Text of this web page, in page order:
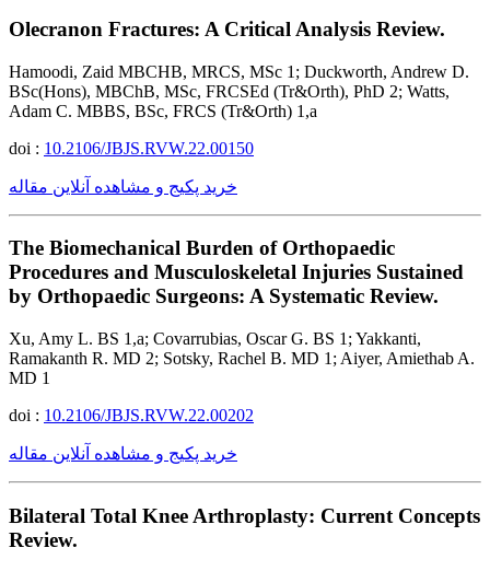
Olecranon Fractures: A Critical Analysis Review.
Hamoodi, Zaid MBCHB, MRCS, MSc 1; Duckworth, Andrew D.
BSc(Hons), MBChB, MSc, FRCSEd (Tr&Orth), PhD 2; Watts,
Adam C. MBBS, BSc, FRCS (Tr&Orth) 1,a
doi : 10.2106/JBJS.RVW.22.00150
خرید پکیج و مشاهده آنلاین مقاله
The Biomechanical Burden of Orthopaedic
Procedures and Musculoskeletal Injuries Sustained
by Orthopaedic Surgeons: A Systematic Review.
Xu, Amy L. BS 1,a; Covarrubias, Oscar G. BS 1; Yakkanti,
Ramakanth R. MD 2; Sotsky, Rachel B. MD 1; Aiyer, Amiethab A.
MD 1
doi : 10.2106/JBJS.RVW.22.00202
خرید پکیج و مشاهده آنلاین مقاله
Bilateral Total Knee Arthroplasty: Current Concepts
Review.